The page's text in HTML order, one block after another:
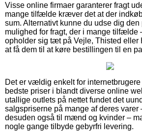
Visse online firmaer garanterer fragt
mange tilfælde kræver det at der
sum. Alternativt kunne du udse dig
mulighed for fragt, der i mange tilfælde
opholder sig tæt på Vejle, Thisted
at få dem til at køre bestillingen til en
Det er vældig enkelt for
bedste priser i blandt diverse online
utallige outlets på nettet fundet det
salgspriserne på mange af deres varer
desuden også til mænd og kvinder –
nogle gange tilbyde gebyrfri levering.